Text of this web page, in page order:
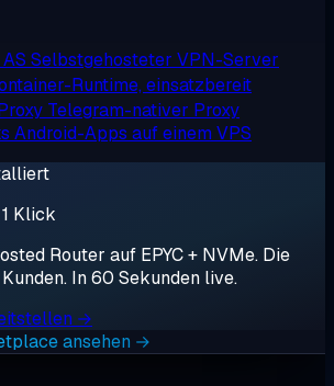
Selbstgehosteter VPN-Server
Runtime, einsatzbereit
Telegram-nativer Proxy
Android-Apps auf einem VPS
Klick
Router auf EPYC + NVMe. Die
In 60 Sekunden live.
→
ansehen →